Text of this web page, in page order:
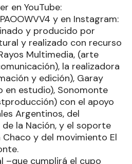
en YouTube:
y en Instagram:
y producido por
y realizado con recurso
Multimedia, (arte
la realizadora
y edición), Garay
en estudio), Sonomonte
con el apoyo
Argentinos, del
la Nación, y el soporte
Chaco y del movimiento El
–que cumplirá el cupo